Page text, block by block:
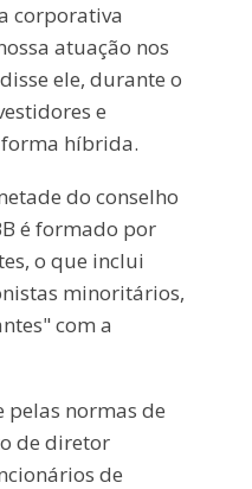
corporativa
atuação nos
ele, durante o
e
híbrida.
do conselho
é formado por
o que inclui
minoritários,
com a
normas de
de diretor
de